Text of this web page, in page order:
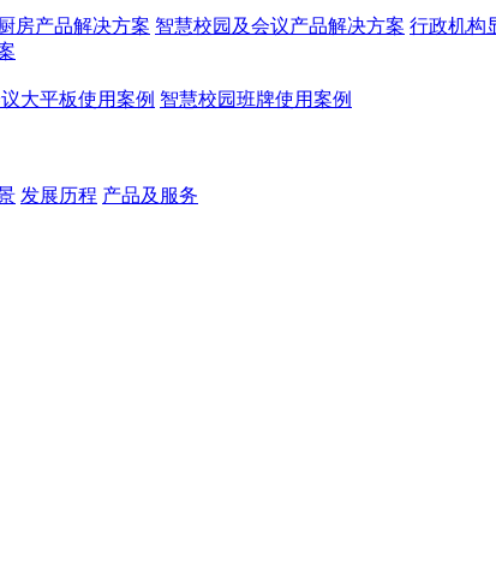
房产品解决方案 智慧校园及会议产品解决方案 行政机构
大平板使用案例 智慧校园班牌使用案例
发展历程 产品及服务